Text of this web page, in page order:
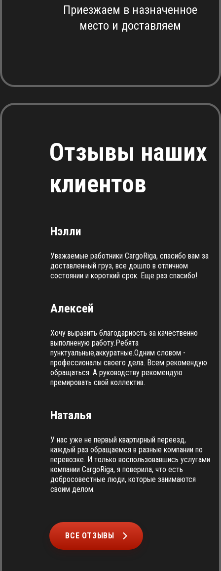
Приезжаем в назначенное
место и доставляем
Отзывы наших
клиентов
Нэлли
Уважаемые работники CargoRiga, спасибо вам за
доставленный груз, все дошло в отличном
состоянии и короткий срок. Еще раз спасибо!
Алексей
Хочу выразить благодарность за качественно
выполненую работу.Ребята
пунктуальные,аккуратные.Одним словом -
профессионалы своего дела. Всем рекомендую
обращаться. А руководству рекомендую
премировать свой коллектив.
Наталья
У нас уже не первый квартирный переезд,
каждый раз обращаемся в разные компании по
перевозке. И только воспользовавшись услугами
компании CargoRiga, я поверила, что есть
добросовестные люди, которые занимаются
своим делом.
ВСЕ ОТЗЫВЫ